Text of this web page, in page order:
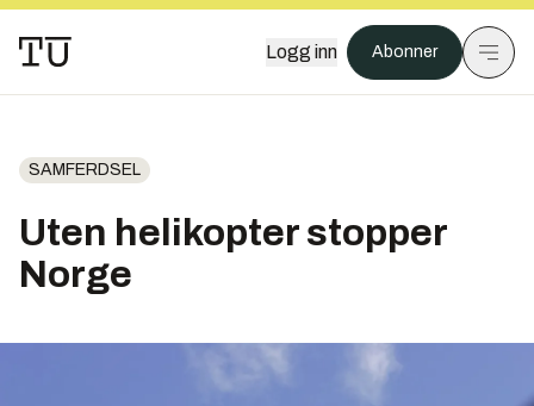
Logg inn Abonner
SAMFERDSEL
Uten helikopter stopper
Norge